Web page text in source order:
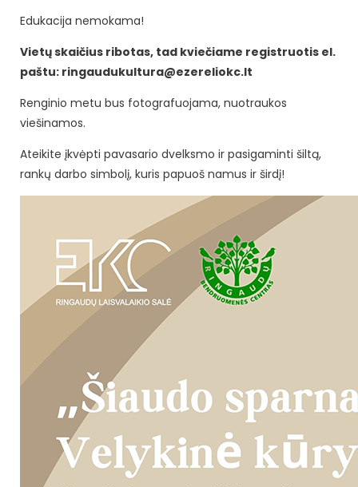
Edukacija nemokama!
Vietų skaičius ribotas, tad kviečiame registruotis el.
paštu: ringaudukultura@ezereliokc.lt
Renginio metu bus fotografuojama, nuotraukos
viešinamos.
Ateikite įkvėpti pavasario dvelksmo ir pasigaminti šiltą,
rankų darbo simbolį, kuris papuoš namus ir širdį!